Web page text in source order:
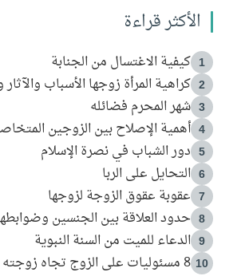
الأكثر قراءة
1 كيفية الاغتسال من الجنابة
2 كراهية المرأة زوجها الأسباب والآثار
3 شهر المحرم فضائله
4 أهمية الإصلاح بين الزوجين
5 دور الشباب في نصرة الإسلام
6 التحايل على الربا
7 عقوبة عقوق الزوجة لزوجها
8 حدود العلاقة بين الجنسين
9 الدعاء للميت من السنة النبوية
10 8 مسئوليات على الزوج تجاه زوجته